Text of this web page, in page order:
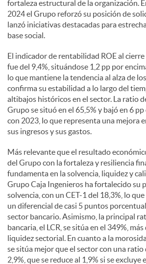
fortaleza estructural de la organización.
2024 el Grupo reforzó su posición de
lanzó iniciativas destacadas para
base social.
El indicador de rentabilidad ROE al
fue del 9,4%, situándose 1,2 pp por
lo que mantiene la tendencia al alza de
confirma su estabilidad a lo largo del
altibajos históricos en el sector. La ratio
Grupo se situó en el 65,5% y bajó en 6
con 2023, lo que representa una mejora
sus ingresos y sus gastos.
Más relevante que el resultado
del Grupo con la fortaleza y resiliencia
fundamenta en la solvencia, liquidez y
Grupo Caja Ingenieros ha fortalecido su
solvencia, con un CET-1 del 18,3%, lo
un diferencial de casi 5 puntos
sector bancario. Asimismo, la principal
bancaria, el LCR, se sitúa en el 349%,
liquidez sectorial. En cuanto a la
se sitúa mejor que el sector con una
2,9%, que se reduce al 1,9% si se